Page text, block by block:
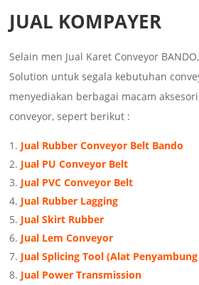
JUAL KOMPAYER
Selain men Jual Karet Conveyor
Solution untuk segala kebutuhan
menyediakan berbagai macam
conveyor, sepert berikut :
Jual Rubber Conveyor Belt Bando
Jual PU Conveyor Belt
Jual PVC Conveyor Belt
Jual Rubber Lagging
Jual Skirt Rubber
Jual Lem Conveyor
Jual Splicing Tool (Alat
Jual Power Transmission